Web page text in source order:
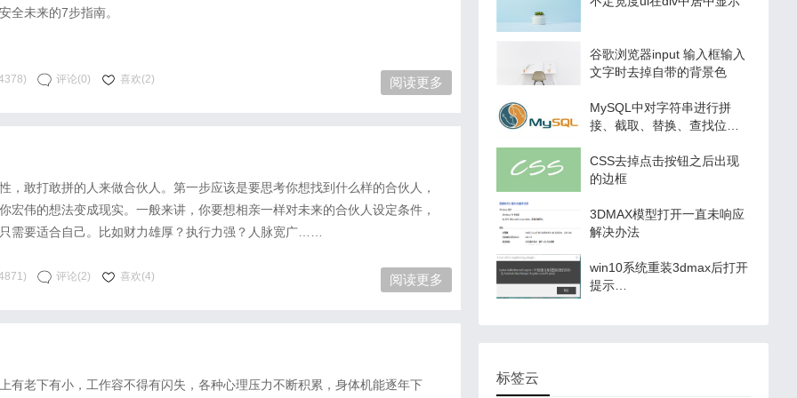
全未来的7步指南。
评论(0) 喜欢(2) 阅读更多
，敢打敢拼的人来做合伙人。第一步应该是要思考你想找到什么样的合伙人，
宏伟的想法变成现实。一般来讲，你要想相亲一样对未来的合伙人设定条件，
需要适合自己。比如财力雄厚？执行力强？人脉宽广……
评论(2) 喜欢(4) 阅读更多
有老下有小，工作容不得有闪失，各种心理压力不断积累，身体机能逐年下
谷歌浏览器input 输入框输入
文字时去掉自带的背景色
MySQL中对字符串进行拼
接、截取、替换、查找位置
CSS去掉点击按钮之后出现
的边框
3DMAX模型打开一直未响应
解决办法
win10系统重装3dmax后打开
提示
标签云